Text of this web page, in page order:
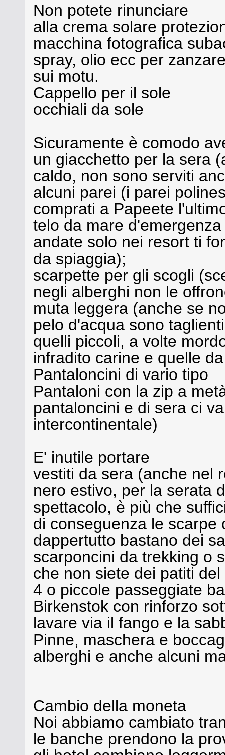
Non potete rinunciare
alla crema solare
macchina fotografica
spray, olio ecc per
sui motu.
Cappello per il sole
occhiali da sole
Sicuramente è comodo
un giacchetto per la sera
caldo, non sono serviti
alcuni parei (i parei
comprati a Papeete
telo da mare
andate solo nei resort ti
da spiaggia);
scarpette per gli scogli
negli alberghi non le
muta leggera (anche se
pelo d'acqua sono
quelli piccoli, a volte
infradito carine e quelle
Pantaloncini di vario tipo
Pantaloni con la zip a
pantaloncini e di sera ci
intercontinentale)
E' inutile portare
vestiti da sera (anche nel
nero estivo, per la serata
spettacolo, è più che
di conseguenza le scarpe
dappertutto bastano dei
scarponcini da trekking o
che non siete dei patiti
4 o piccole passeggiate
Birkenstok con rinforzo
lavare via il fango e la
Pinne, maschera e
alberghi e anche alcuni
Cambio della moneta
Noi abbiamo cambiato
le banche prendono la